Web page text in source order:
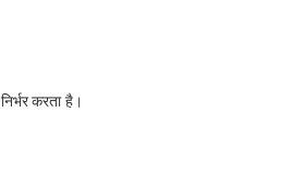
करता है।